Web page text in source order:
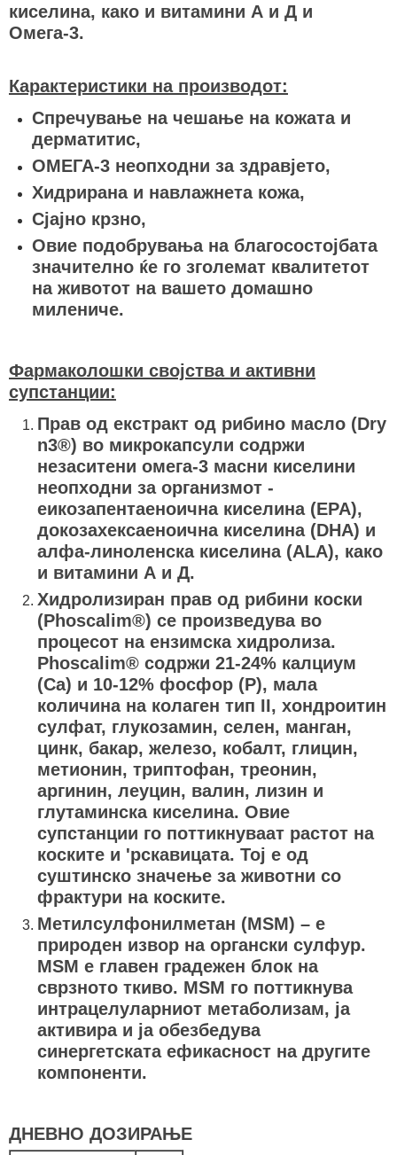
киселина, како и витамини А и Д и
Омега-3.
Карактеристики на производот:
Спречување на чешање на кожата и
дерматитис,
ОМЕГА-3 неопходни за здравјето,
Хидрирана и навлажнета кожа,
Сјајно крзно,
Овие подобрувања на благосостојбата
значително ќе го зголемат квалитетот
на животот на вашето домашно
милениче.
Фармаколошки својства и активни
супстанции:
Прав од екстракт од рибино масло (Dry
n3®) во микрокапсули содржи
незаситени омега-3 масни киселини
неопходни за организмот -
еикозапентаеноична киселина (EPA),
докозахексаеноична киселина (DHA) и
алфа-линоленска киселина (ALA), како
и витамини А и Д.
Хидролизиран прав од рибини коски
(Phoscalim®) се произведува во
процесот на ензимска хидролиза.
Phoscalim® содржи 21-24% калциум
(Ca) и 10-12% фосфор (P), мала
количина на колаген тип II, хондроитин
сулфат, глукозамин, селен, манган,
цинк, бакар, железо, кобалт, глицин,
метионин, триптофан, треонин,
аргинин, леуцин, валин, лизин и
глутаминска киселина. Овие
супстанции го поттикнуваат растот на
коските и 'рскавицата. Тој е од
суштинско значење за животни со
фрактури на коските.
Метилсулфонилметан (MSM) – е
природен извор на органски сулфур.
MSM е главен градежен блок на
сврзното ткиво. MSM го поттикнува
интрацелуларниот метаболизам, ја
активира и ја обезбедува
синергетската ефикасност на другите
компоненти.
ДНЕВНО ДОЗИРАЊЕ